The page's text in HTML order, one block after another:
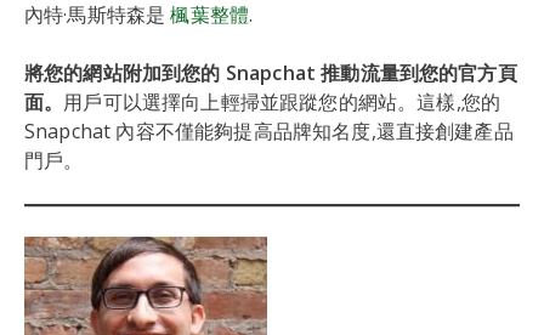
內特·馬斯特森是楓葉整體.
將您的網站附加到您的 Snapchat 推動流量到您的官方頁
面。 用戶可以選擇向上輕掃並跟蹤您的網站。這樣,您的
Snapchat 內容不僅能夠提高品牌知名度,還直接創建產品
門戶。